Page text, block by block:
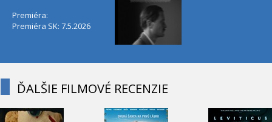
Premiéra:
Premiéra SK: 7.5.2026
ĎALŠIE FILMOVÉ RECENZIE